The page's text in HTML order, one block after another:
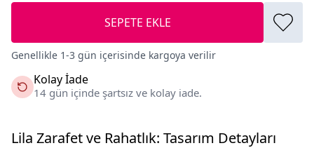
SEPETE EKLE
Genellikle 1-3 gün içerisinde kargoya verilir
Kolay İade
14 gün içinde şartsız ve kolay iade.
Lila Zarafet ve Rahatlık: Tasarım Detayları